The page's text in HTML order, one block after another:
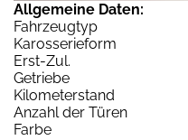
Allgemeine Daten:
Fahrzeugtyp
Karosserieform
Erst-Zul.
Getriebe
Kilometerstand
Anzahl der Türen
Farbe